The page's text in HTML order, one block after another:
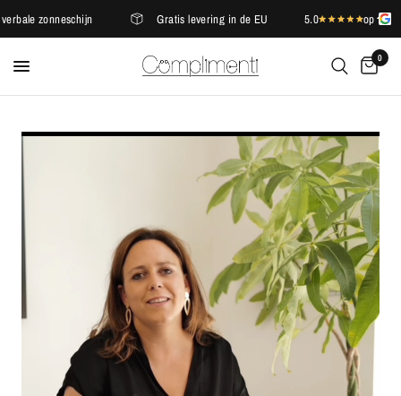
zonneschijn Gratis levering in de EU op
0